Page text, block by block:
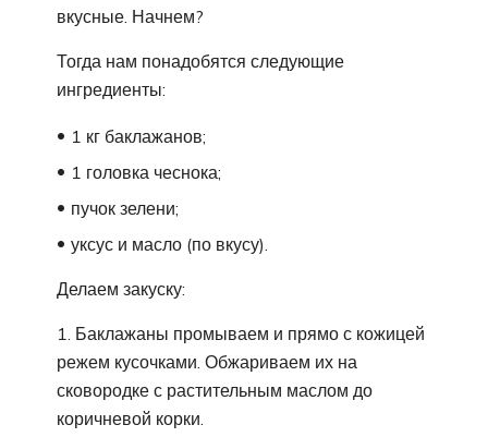
вкусные. Начнем?
Тогда нам понадобятся следующие
ингредиенты:
1 кг баклажанов;
1 головка чеснока;
пучок зелени;
уксус и масло (по вкусу).
Делаем закуску:
Баклажаны промываем и прямо с кожицей
режем кусочками. Обжариваем их на
сковородке с растительным маслом до
коричневой корки.